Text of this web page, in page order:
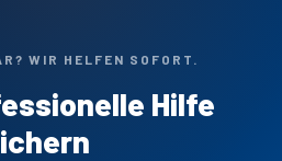
WIR HELFEN SOFORT.
Hilfe